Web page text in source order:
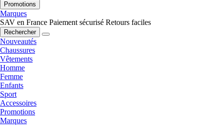
Promotions
Marques
SAV en France Paiement sécurisé Retours faciles
Rechercher
Nouveautés
Chaussures
Vêtements
Homme
Femme
Enfants
Sport
Accessoires
Promotions
Marques